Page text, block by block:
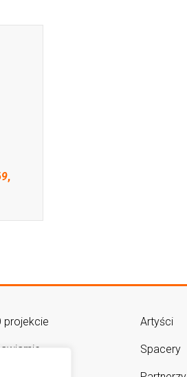
,
projekcie Artyści
Spacery